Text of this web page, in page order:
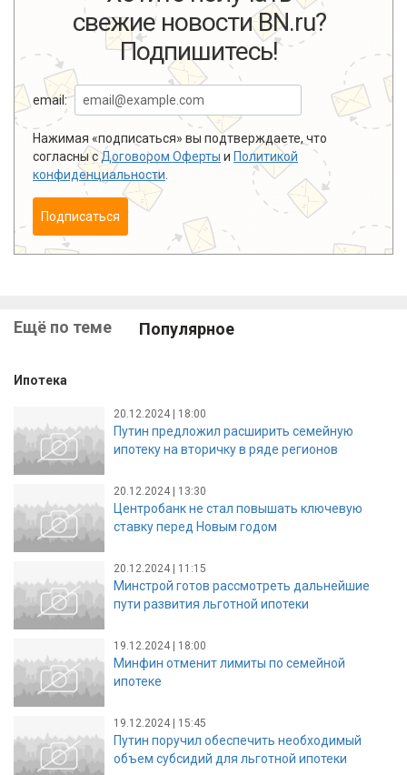
свежие новости BN.ru?
Подпишитесь!
email:
Нажимая «подписаться» вы подтверждаете, что
согласны сДоговором Оферты и Политикой
конфиденциальности
Подписаться
Ещё по теме Популярное
Ипотека
20.12.2024 | 18:00
Путин предложил расширить семейную
ипотеку на вторичку в ряде регионов
20.12.2024 | 13:30
Центробанк не стал повышать ключевую
ставку перед Новым годом
20.12.2024 | 11:15
Минстрой готов рассмотреть дальнейшие
пути развития льготной ипотеки
19.12.2024 | 18:00
Минфин отменит лимиты по семейной
ипотеке
19.12.2024 | 15:45
Путин поручил обеспечить необходимый
объем субсидий для льготной ипотеки